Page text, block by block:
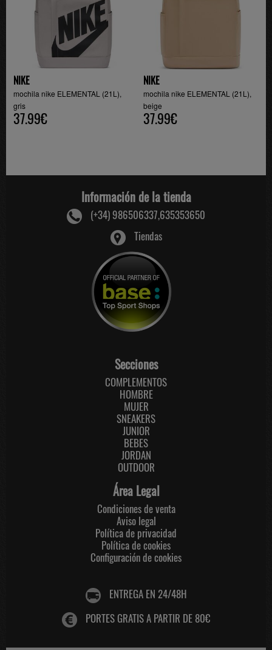
NIKE
mochila nike ELEMENTAL (21L),
gris
37.99€
NIKE
mochila nike ELEMENTAL (21L),
beige
37.99€
Información de la tienda
(+34) 986506337,635353650
Tiendas
Secciones
COMPLEMENTOS
HOMBRE
MUJER
SNEAKERS
JUNIOR
BEBES
JORDAN
OUTDOOR
Área Legal
Condiciones de venta
Aviso legal
Política de privacidad
Política de cookies
Configuración de cookies
ENTREGA EN 24/48H
PORTES GRATIS A PARTIR DE 80€